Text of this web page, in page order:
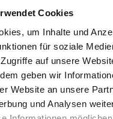
Cookies
um Inhalte und
für soziale
auf unsere
geben wir
Website an unsere
und Analysen
zu erzählen, zu
auf Wunsch auch